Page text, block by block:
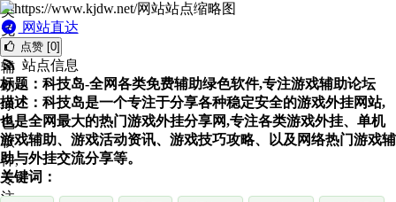
网站直达
点赞 [0]
站点信息
标题：科技岛-全网各类免费辅助绿色软件,专注游戏辅助论坛
描述：科技岛是一个专注于分享各种稳定安全的游戏外挂网站,
也是全网最大的热门游戏外挂分享网,专注各类游戏外挂、单机
游戏辅助、游戏活动资讯、游戏技巧攻略、以及网络热门游戏辅
助与外挂交流分享等。
关键词：